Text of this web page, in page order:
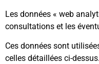
Les données « web
consultations et les
Ces données sont
celles détaillées ci-dessus.